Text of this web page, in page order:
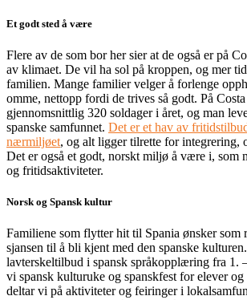
Et godt sted å være
Flere av de som bor her sier at de også er på
av klimaet. De vil ha sol på kroppen, og mer
familien. Mange familier velger å forlenge
omme, nettopp fordi de trives så godt. På
gjennomsnittlig 320 soldager i året, og man
spanske samfunnet. Det er et hav av
nærmiljøet, og alt ligger tilrette for integrering,
Det er også et godt, norskt miljø å være i, som
og fritidsaktiviteter.
Norsk og Spansk kultur
Familiene som flytter hit til Spania ønsker som
sjansen til å bli kjent med den spanske
lavterskeltilbud i spansk språkopplæring fra 1.
vi spansk kulturuke og spanskfest for elever
deltar vi på aktiviteter og feiringer i